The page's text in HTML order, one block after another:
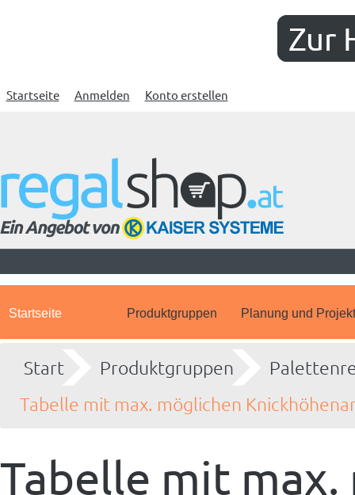
Zur
Startseite Anmelden Konto erstellen
Startseite Produktgruppen Planung und
Start Produktgruppen
Tabelle mit max. möglichen
Tabelle mit